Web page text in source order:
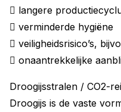
 langere
 verminderde hygiëne
 veiligheidsrisico’s,
 onaantrekkelijke
Droogijsstralen / CO2-
Droogijs is de vaste